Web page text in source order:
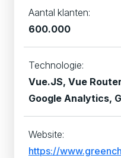
Aantal klanten:
600.000
Technologie:
Vue.JS, Vue
Google Analytics,
Website:
https://